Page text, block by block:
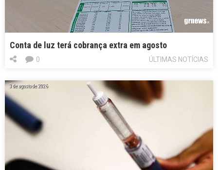
Conta de luz terá cobrança extra em agosto
ÚLTIMAS NOTÍCIAS
0
3 de agosto de 2026